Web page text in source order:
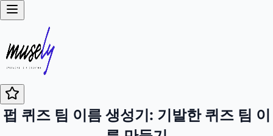
펍 퀴즈 팀 이름 생성기: 기발한 퀴즈 팀 이